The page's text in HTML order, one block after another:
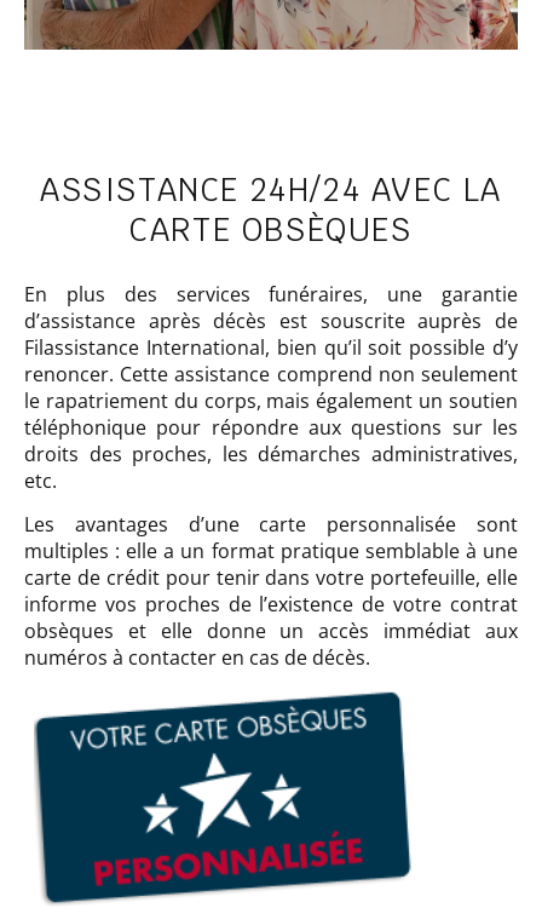
ASSISTANCE 24H/24 AVEC LA
CARTE OBSÈQUES
En plus des services funéraires, une garantie
d’assistance après décès est souscrite auprès de
Filassistance International, bien qu’il soit possible d’y
renoncer. Cette assistance comprend non seulement
le rapatriement du corps, mais également un soutien
téléphonique pour répondre aux questions sur les
droits des proches, les démarches administratives,
etc.
Les avantages d’une carte personnalisée sont
multiples : elle a un format pratique semblable à une
carte de crédit pour tenir dans votre portefeuille, elle
informe vos proches de l’existence de votre contrat
obsèques et elle donne un accès immédiat aux
numéros à contacter en cas de décès.